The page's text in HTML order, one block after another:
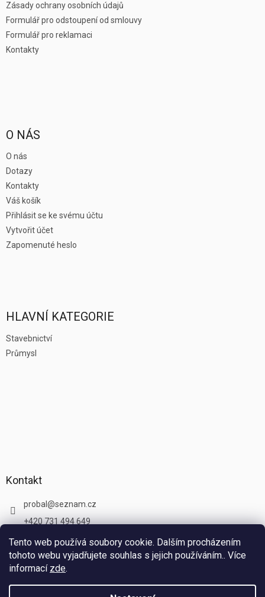
Tento web používá soubory cookie. Dalším procházením
tohoto webu vyjadřujete souhlas s jejich používáním.. Více
informací zde.
Zásady ochrany osobních údajů
Formulář pro odstoupení od smlouvy
Formulář pro reklamaci
Kontakty
O NÁS
O nás
Dotazy
Kontakty
Váš košík
Přihlásit se ke svému účtu
Vytvořit účet
Zapomenuté heslo
HLAVNÍ KATEGORIE
Stavebnictví
Průmysl
Kontakt
probal @seznam.cz
+420 731 494 649